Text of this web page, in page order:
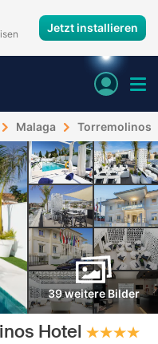
Jetzt installieren
Malaga Torremolinos
39 weitere Bilder
Hotel